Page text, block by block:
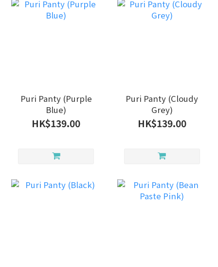
Puri Panty (Purple
Blue)
HK$139.00
Puri Panty (Cloudy
Grey)
HK$139.00